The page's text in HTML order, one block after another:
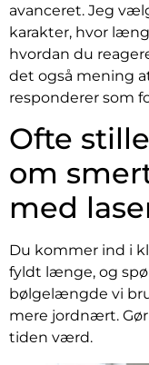
avanceret. Jeg
karakter, hvor
hvordan du
det også mening
responderer som
Ofte
om
med
Du kommer ind i
fyldt længe, og
bølgelængde vi
mere jordnært.
tiden værd.